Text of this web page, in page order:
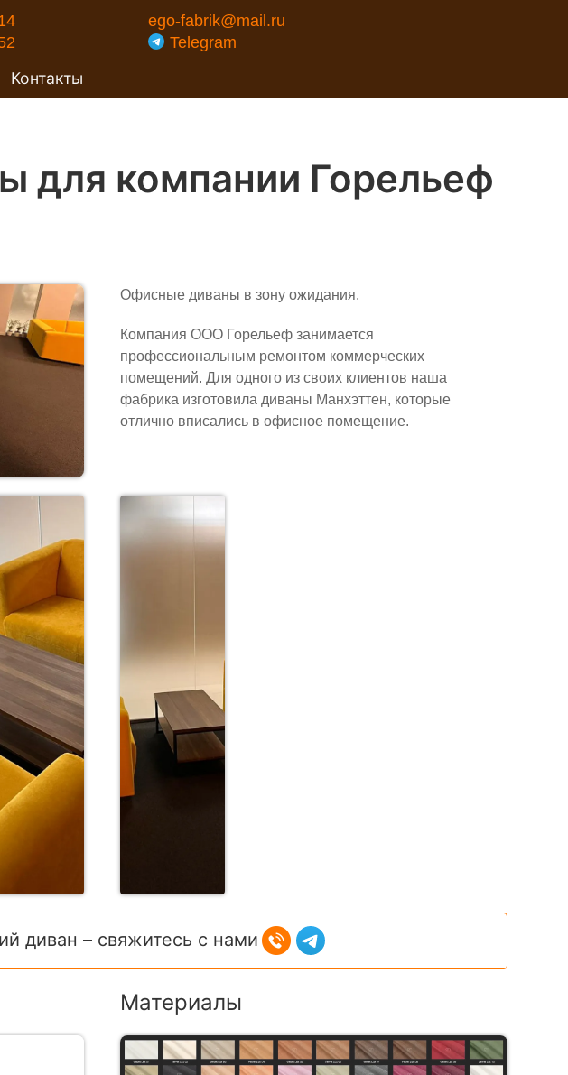
ego-fabrik@mail.ru
Telegram
Контакты
для компании Горельеф
Офисные диваны в зону ожидания.
Компания ООО Горельеф занимается
профессиональным ремонтом коммерческих
помещений. Для одного из своих клиентов наша
фабрика изготовила диваны Манхэттен, которые
отлично вписались в офисное помещение.
диван – свяжитесь с нами
Материалы